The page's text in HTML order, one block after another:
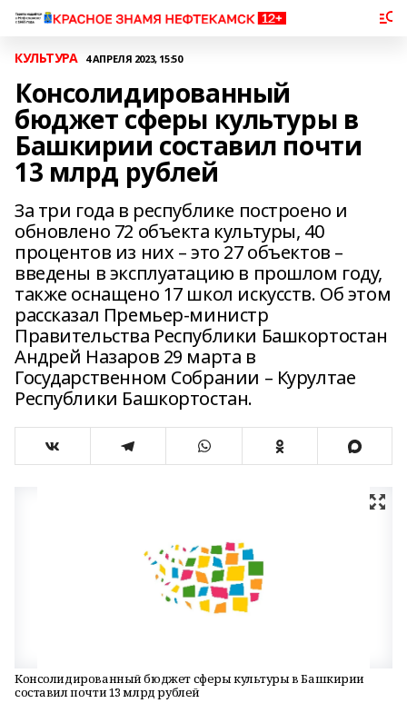
КУЛЬТУРА 4 АПРЕЛЯ 2023, 15:50
Консолидированный
бюджет сферы культуры в
Башкирии составил почти
13 млрд рублей
За три года в республике построено и
обновлено 72 объекта культуры, 40
процентов из них – это 27 объектов –
введены в эксплуатацию в прошлом году,
также оснащено 17 школ искусств. Об этом
рассказал Премьер-министр
Правительства Республики Башкортостан
Андрей Назаров 29 марта в
Государственном Собрании – Курултае
Республики Башкортостан.
Консолидированный бюджет сферы культуры в Башкирии
составил почти 13 млрд рублей